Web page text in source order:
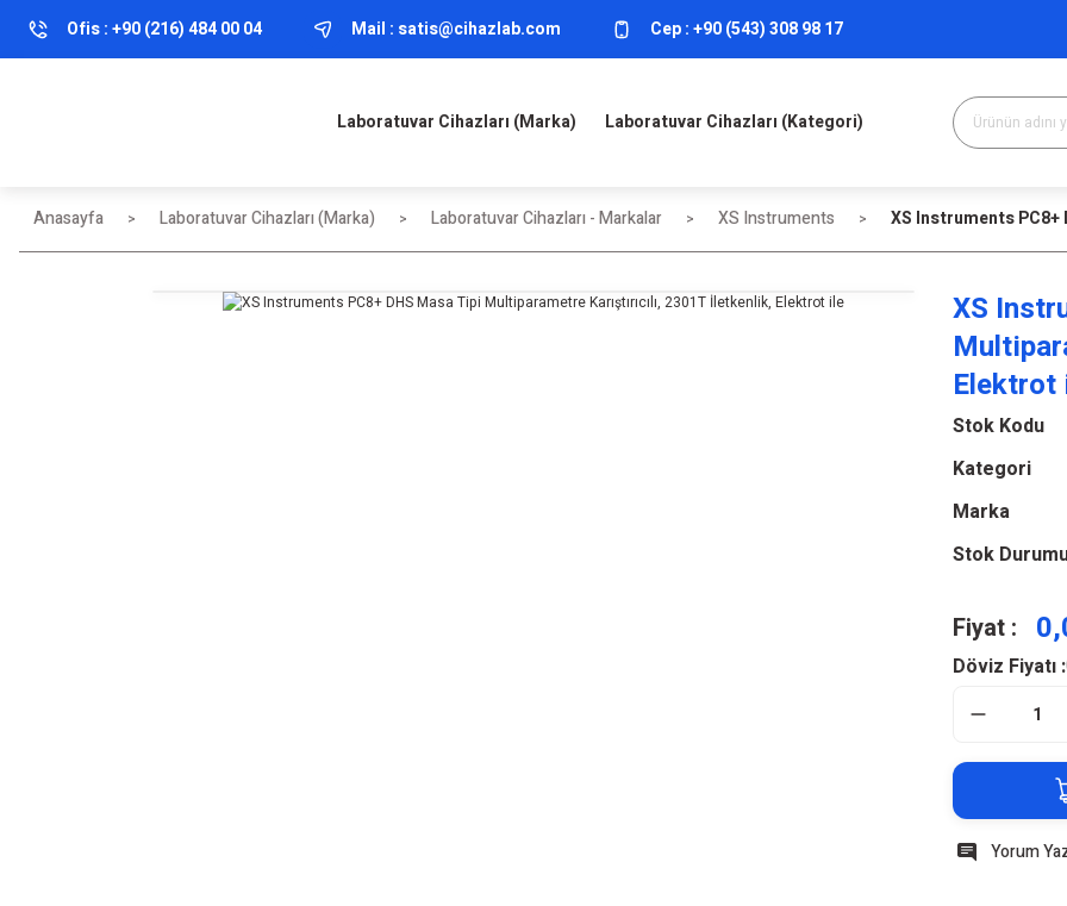
Ofis :+90 (216) 484 00 04 Mail : satis@cihazlab.com Cep :+90 (543) 308 98 17
Laboratuvar Cihazları (Marka) Laboratuvar Cihazları (Kategori)
Anasayfa Laboratuvar Cihazları (Marka) Laboratuvar Cihazları - Markalar XS Instruments XS Instruments PC8+
XS
Elektrot
Stok Kodu
Kategori
Marka
Stok
Fiyat :
Döviz Fiyatı :
Yorum